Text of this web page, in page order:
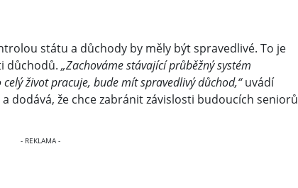
státu a důchody by měly být spravedlivé. To je
důchodů. „Zachováme stávající průběžný systém
život pracuje, bude mít spravedlivý důchod,“uvádí
dodává, že chce zabránit závislosti budoucích seniorů